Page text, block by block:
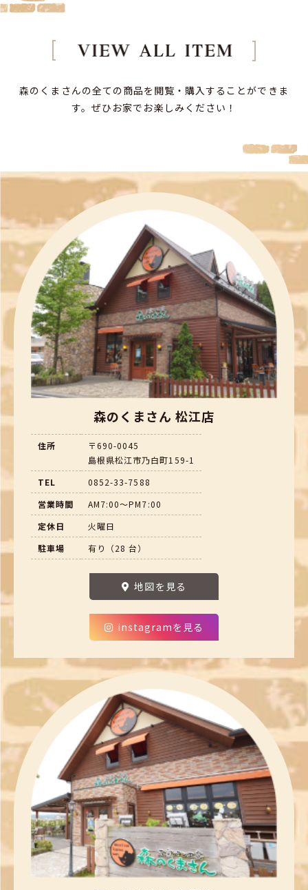
森のくまさんの全ての商品を閲覧・購入することができま
す。ぜひお家でお楽しみください！
森のくまさん 松江店
住所
〒690-0045
島根県松江市乃白町159-1
TEL
0852-33-7588
営業時間
AM7:00～PM7:00
定休日
火曜日
駐車場
有り（28 台）
地図を見る
instagramを見る